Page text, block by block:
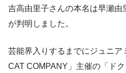
吉高由里子さんの本名は早瀬由
が判明しました。
芸能界入りするまでにジュニア
CAT COMPANY」主催の「ド